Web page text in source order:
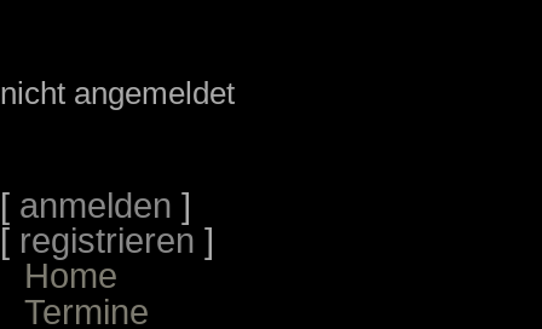
nicht angemeldet
[ anmelden ]
[ registrieren ]
Home
Termine